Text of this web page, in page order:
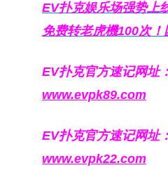
EV扑克娱乐场强势上
免费转老虎機100次！
EV扑克官方速记网址：
www.evpk89.com
EV扑克官方速记网址：
www.evpk22.com